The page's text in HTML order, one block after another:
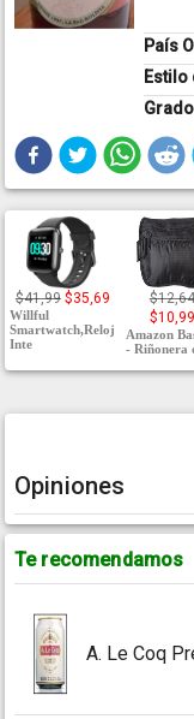
País
Estilo
$41,99 $35,69
Willful
Smartwatch,Reloj
Inte
$12,64
$10,99
Amazon
- Riñonera
Opiniones
Te recomendamos
A. Le Coq